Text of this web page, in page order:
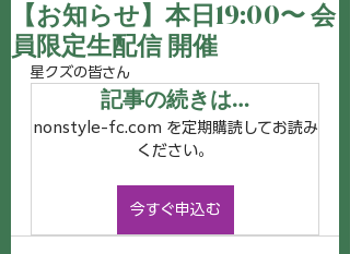
【お知らせ】本日19:00〜 会
員限定生配信 開催
星クズの皆さん
記事の続きは…
nonstyle-fc.com を定期購読してお読み
ください。
今すぐ申込む